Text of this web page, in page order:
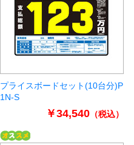
プライスボードセット(10台分)P
1N-S
￥34,540（税込）